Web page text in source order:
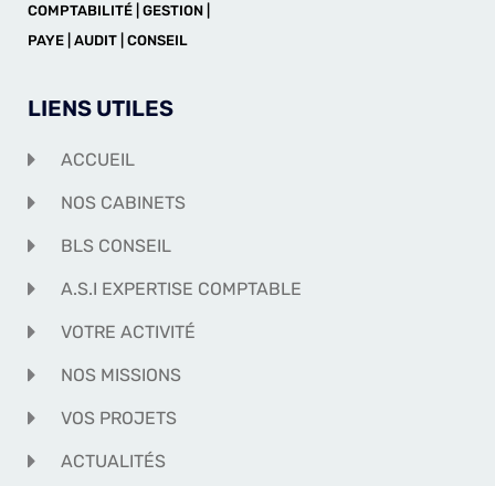
COMPTABILITÉ | GESTION |
PAYE | AUDIT | CONSEIL
LIENS UTILES
ACCUEIL
NOS CABINETS
BLS CONSEIL
A.S.I EXPERTISE COMPTABLE
VOTRE ACTIVITÉ
NOS MISSIONS
VOS PROJETS
ACTUALITÉS